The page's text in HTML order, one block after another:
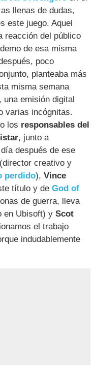
llenas de dudas,
este juego. Aquel
reacción del público
de esa misma
poco
planteaba más
misma semana
, una emisión digital
varias incógnitas.
los responsables del
, junto a
después de ese
(director creativo y
perdido),Vince
título y deGod of
de guerra, lleva
en Ubisoft) yScot
el trabajo
indudablemente